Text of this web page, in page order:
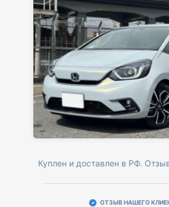
Куплен и доставлен в РФ.
ОТЗЫВ НАШЕГО